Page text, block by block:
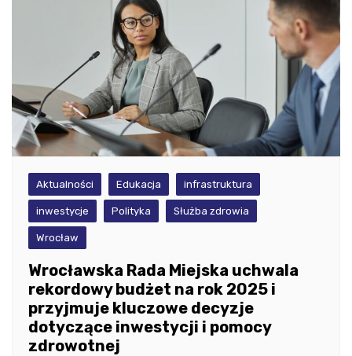
Aktualności Edukacja infrastruktura
inwestycje Polityka Służba zdrowia
Wrocław
Wrocławska Rada Miejska uchwala
rekordowy budżet na rok 2025 i
przyjmuje kluczowe decyzje
dotyczące inwestycji i pomocy
zdrowotnej